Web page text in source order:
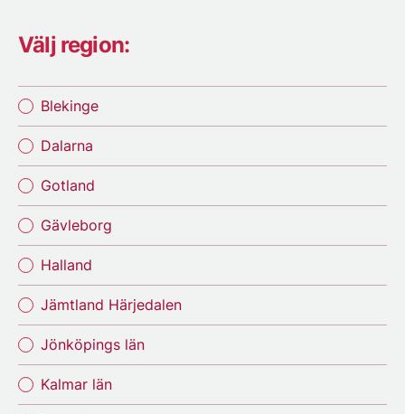
Välj region:
Blekinge
Dalarna
Gotland
Gävleborg
Halland
Jämtland Härjedalen
Jönköpings län
Kalmar län